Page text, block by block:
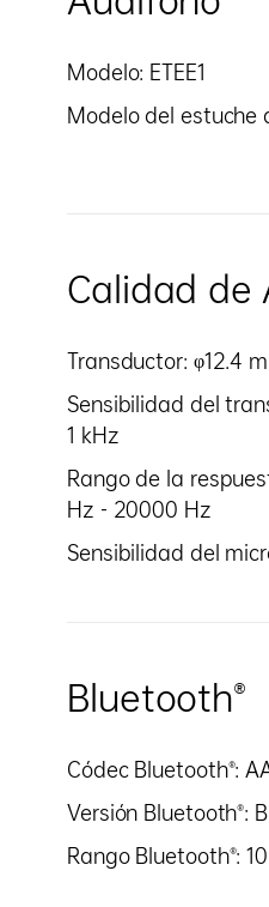
Modelo: ETEE1
Modelo del estuche
Calidad de
Transductor: φ12.4
Sensibilidad del
1 kHz
Rango de la
Hz - 20000 Hz
Sensibilidad del
Bluetooth®
Códec Bluetooth®:
Versión Bluetooth®:
Rango Bluetooth®: